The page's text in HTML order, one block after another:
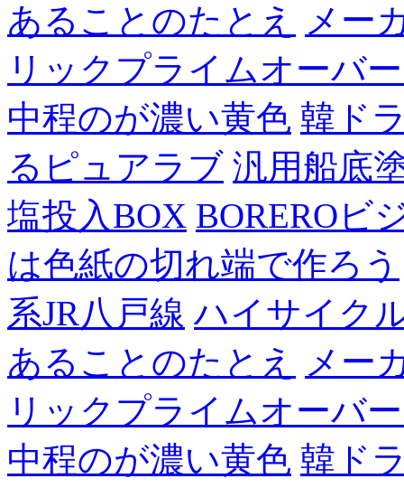
あることのたとえ
メー
リックプライムオーバ
中程のが濃い黄色 韓ド
るピュアラブ 汎用船底
塩投入BOX BOREROビ
は色紙の切れ端で作ろう
系JR八戸線 ハイサイク
あることのたとえ
メー
リックプライムオーバ
中程のが濃い黄色 韓ド